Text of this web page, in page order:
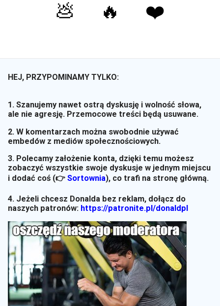
💩 🔥 ❤️
HEJ, PRZYPOMINAMY TYLKO:
1. Szanujemy nawet ostrą dyskusję i wolność słowa,
ale nie agresję. Przemocowe treści będą usuwane.
2. W komentarzach można swobodnie używać
embedów z mediów społecznościowych.
3. Polecamy założenie konta, dzięki temu możesz
zobaczyć wszystkie swoje dyskusje w jednym miejscu
i dodać coś (👉 Sortownia), co trafi na stronę główną.
4. Jeżeli chcesz Donalda bez reklam, dołącz do
naszych patronów: https://patronite.pl/donaldpl